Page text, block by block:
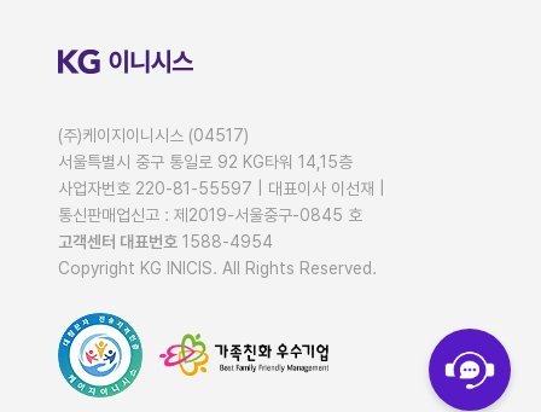
(주)케이지이니시스 (04517)
서울특별시 중구 통일로 92 KG타워 14,15층
사업자번호 220-81-55597 | 대표이사 이선재
통신판매업신고 : 제2019-서울중구-0845 호
고객센터 대표번호 1588-4954
Copyright KG INICIS. All Rights Reserved.